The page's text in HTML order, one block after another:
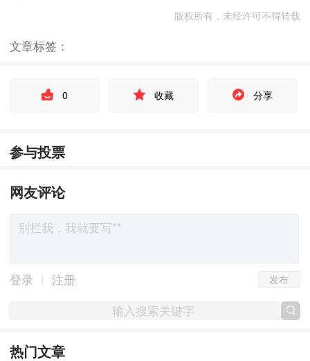
版权所有，未经许可不得转载
文章标签：
0 收藏 分享
参与投票
网友评论
登录 注册 发布
热门文章